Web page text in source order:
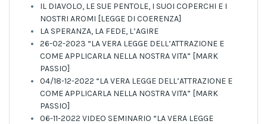
IL DIAVOLO, LE SUE PENTOLE, I SUOI COPERCHI E I
NOSTRI AROMI [LEGGE DI COERENZA]
LA SPERANZA, LA FEDE, L’AGIRE
26-02-2023 “LA VERA LEGGE DELL’ATTRAZIONE E
COME APPLICARLA NELLA NOSTRA VITA” [MARK
PASSIO]
04/18-12-2022 “LA VERA LEGGE DELL’ATTRAZIONE E
COME APPLICARLA NELLA NOSTRA VITA” [MARK
PASSIO]
06-11-2022 VIDEO SEMINARIO “LA VERA LEGGE